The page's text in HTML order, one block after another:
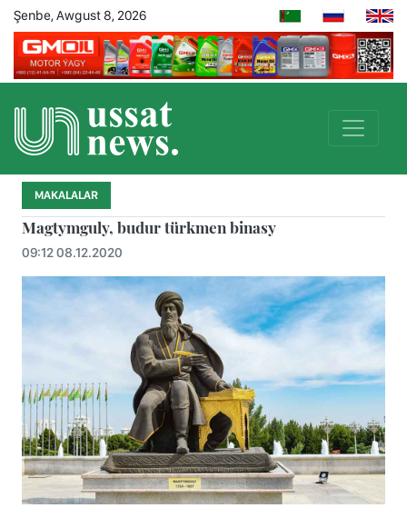
Şenbe, Awgust 8, 2026
MAKALALAR
Magtymguly, budur türkmen binasy
09:12 08.12.2020